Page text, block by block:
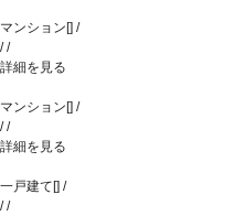
マンション [] /
//
詳細を見る
マンション [] /
//
詳細を見る
一戸建て [] /
//